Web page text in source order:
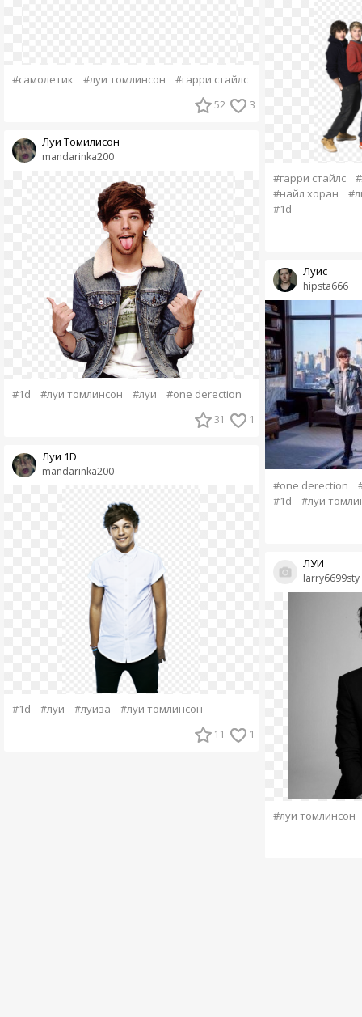
#самолетик #луи томлинсон #гарри стайлс
52 3
mandarinka200
Луи Томилисон
#1d #луи томлинсон #луи #one derection
31 1
mandarinka200
Луи 1D
#1d #луи #луиза #луи томлинсон
11 1
#гарри стайлс
#найл хоран
#1d
hipsta666
Луис
#one derection
#1d
#луи
larry6699sty
ЛУИ
#луи томлинсон